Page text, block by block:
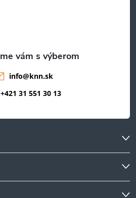
info@knn.sk
+421 31 551 30 13